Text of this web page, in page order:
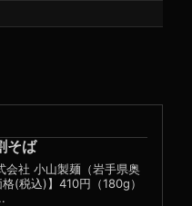
そば
会社 小山製麺（岩手県奥
(税込)】410円（180g）